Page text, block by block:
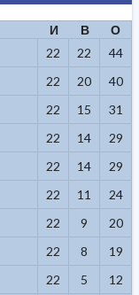
И В
О
22 22
44
22 20
40
22 15
31
22 14
29
22 14
29
22 11
24
22 9
20
22 8
19
22 5
12